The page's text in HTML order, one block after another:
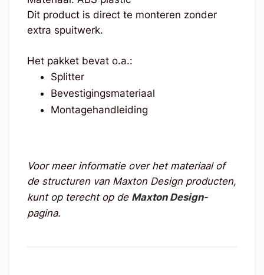
Dit product is direct te monteren zonder
extra spuitwerk.
Het pakket bevat o.a.:
Splitter
Bevestigingsmateriaal
Montagehandleiding
Voor meer informatie over het materiaal of
de structuren van Maxton Design producten,
kunt op terecht op de Maxton Design-
pagina.